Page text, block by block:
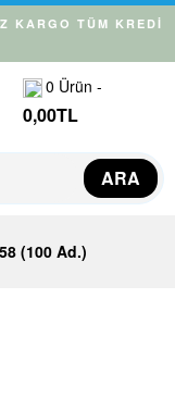
KARGO TÜM KREDİ
0 Ürün -
0,00TL
ARA
(100 Ad.)